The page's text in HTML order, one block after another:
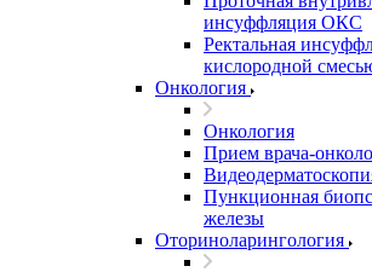
инсуффляция ОКС
Ректальная
кислородной
Онкология
Онкология
Прием врача-
Пункционная
железы
Оториноларингология